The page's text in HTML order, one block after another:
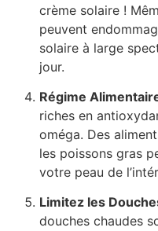
crème solaire !
peuvent
solaire à large
jour.
Régime
riches en
oméga. Des
les poissons gras
votre peau de
Limitez les
douches chaudes